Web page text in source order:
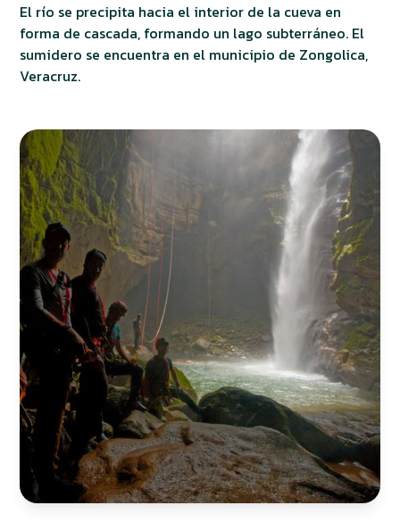
El río se precipita hacia el interior de la cueva en
forma de cascada, formando un lago subterráneo. El
sumidero se encuentra en el municipio de Zongolica,
Veracruz.